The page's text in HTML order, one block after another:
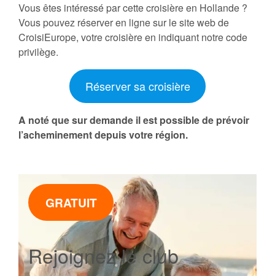
Vous êtes intéressé par cette croisière en Hollande ?
Vous pouvez réserver en ligne sur le site web de
CroisiEurope, votre croisière en indiquant notre code
privilège.
Réserver sa croisière
A noté que sur demande il est possiblede prévoir
l’acheminement depuis votre région.
GRATUIT
Rejoignez le club